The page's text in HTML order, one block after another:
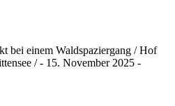
bei einem Waldspaziergang / Hof
/ - 15. November 2025 -